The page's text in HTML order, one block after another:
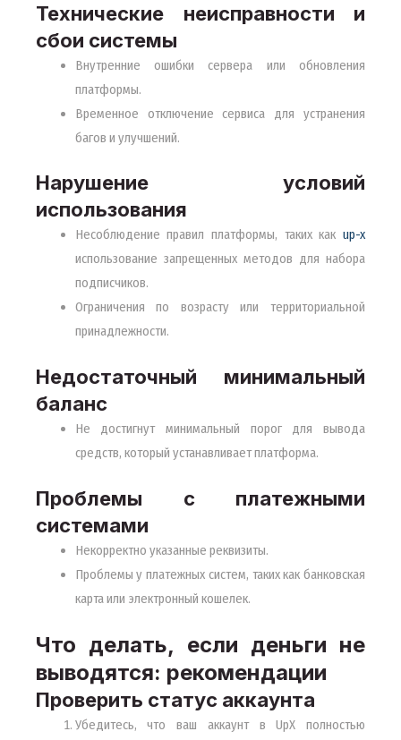
Технические неисправности и
сбои системы
Внутренние ошибки сервера или обновления
платформы.
Временное отключение сервиса для устранения
багов и улучшений.
Нарушение условий
использования
Несоблюдение правил платформы, таких как up-x
использование запрещенных методов для набора
подписчиков.
Ограничения по возрасту или территориальной
принадлежности.
Недостаточный минимальный
баланс
Не достигнут минимальный порог для вывода
средств, который устанавливает платформа.
Проблемы с платежными
системами
Некорректно указанные реквизиты.
Проблемы у платежных систем, таких как банковская
карта или электронный кошелек.
Что делать, если деньги не
выводятся: рекомендации
Проверить статус аккаунта
Убедитесь, что ваш аккаунт в UpX полностью